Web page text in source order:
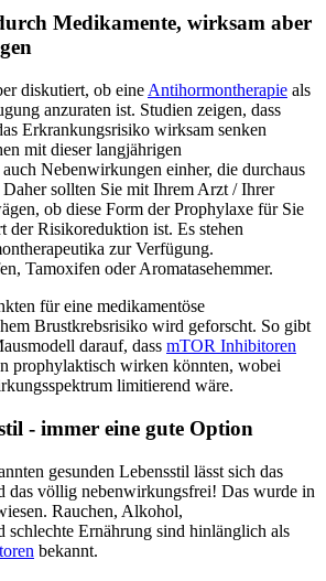
Medikamente, wirksam aber
diskutiert, ob eine Antihormontherapie als
anzuraten ist. Studien zeigen, dass
Erkrankungsrisiko wirksam senken
mit dieser langjährigen
Nebenwirkungen einher, die durchaus
Daher sollten Sie mit Ihrem Arzt / Ihrer
ob diese Form der Prophylaxe für Sie
der Risikoreduktion ist. Es stehen
zur Verfügung.
Tamoxifen oder Aromatasehemmer.
für eine medikamentöse
Brustkrebsrisiko wird geforscht. So gibt
darauf, dass mTOR Inhibitoren
prophylaktisch wirken könnten, wobei
limitierend wäre.
- immer eine gute Option
gesunden Lebensstil lässt sich das
das völlig nebenwirkungsfrei! Das wurde in
Rauchen, Alkohol,
schlechte Ernährung sind hinlänglich als
bekannt.